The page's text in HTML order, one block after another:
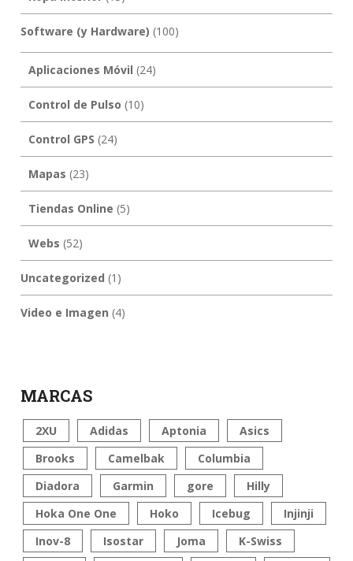
Software (y Hardware) (100)
Aplicaciones Móvil (24)
Control de Pulso (10)
Control GPS (24)
Mapas (23)
Tiendas Online (5)
Webs (52)
Uncategorized (1)
Video e Imagen (4)
MARCAS
2XU Adidas Aptonia
Asics
Brooks
Camelbak
Columbia
Diadora
Garmin gore
Hilly
Hoka One One
Hoko Icebug
Injinji
Inov-8
Isostar Joma K-Swiss